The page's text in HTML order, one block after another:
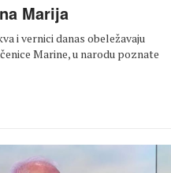
Marija
i vernici danas obeležavaju
Marine, u narodu poznate